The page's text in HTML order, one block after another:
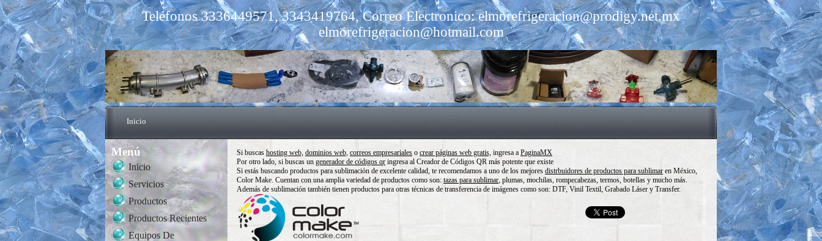
Teléfonos 3336449571, 3343419764, Correo Electronico: elmorefrigeracion@prodigy.net.mx
elmorefrigeracion@hotmail.com
Inicio
Menú
Inicio
Servicios
Productos
Productos Recientes
Equipos De
Si buscas hosting web, dominios web, correos empresariales o crear páginas web gratis, ingresa a PaginaMX
Por otro lado, si buscas un generador de códigos qr ingresa al Creador de Códigos QR más potente que existe
Si estás buscando productos para sublimación de excelente calidad, te recomendamos a uno de los mejores distrbuidores de productos para sublimar en México,
Color Make. Cuentan con una amplia variedad de productos como son: tazas para sublimar, plumas, mochilas, rompecabezas, termos, botellas y mucho más.
Además de sublimación también tienen productos para otras técnicas de transferencia de imágenes como son: DTF, Vinil Textil, Grabado Láser y Transfer.